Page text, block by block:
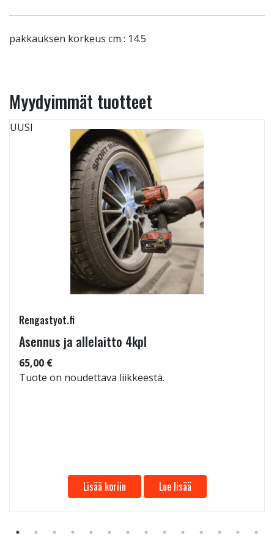
pakkauksen korkeus cm : 14.5
Myydyimmät tuotteet
UUSI
Rengastyot.fi
Asennus ja allelaitto 4kpl
65,00 €
Tuote on noudettava liikkeestä.
Lisää koriin Lue lisää